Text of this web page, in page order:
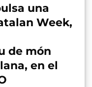
una
Week,
de món
en el